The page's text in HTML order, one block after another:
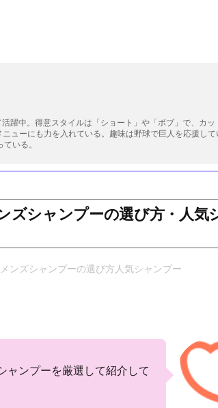
躍中。得意スタイルは「ショート」や「ボブ」で、カッ
ューにも力を入れている。趣味は野球で巨人を応援して
いる。
ズシャンプーの選び方・人気
ャンプーを厳選して紹介して